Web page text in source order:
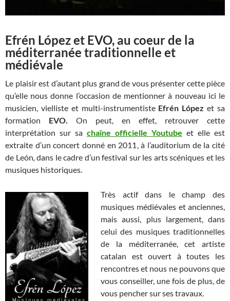
Efrén López et EVO, au coeur de la
méditerranée traditionnelle et
médiévale
Le plaisir est d’autant plus grand de vous présenter cette pièce
qu’elle nous donne l’occasion de mentionner à nouveau ici le
musicien, vielliste et multi-instrumentiste Efrén López et sa
formation EVO. On peut, en effet, retrouver cette
interprétation sur sa chaîne officielle Youtube et elle est
extraite d’un concert donné en 2011, à l’auditorium de la cité
de León, dans le cadre d’un festival sur les arts scéniques et les
musiques historiques.
Très actif dans le champ des
musiques médiévales et anciennes,
mais aussi, plus largement, dans
celui des musiques traditionnelles
de la méditerranée, cet artiste
catalan est ouvert à toutes les
rencontres et nous ne pouvons que
vous conseiller, une fois de plus, de
vous pencher sur ses travaux.